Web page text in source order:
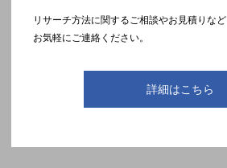
リサーチ方法に関するご相談やお見積りなど
お気軽にご連絡ください。
詳細はこちら